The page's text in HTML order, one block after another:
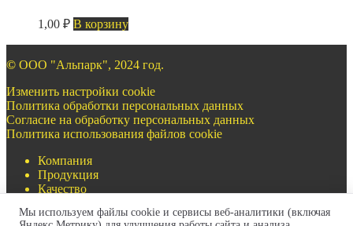
1,00 ₽ В корзину
© ООО "Альпарк", 2024 год.
Изменить настройки cookie
Политика обработки персональных данных
Согласие на обработку персональных данных
Политика использования файлов cookie
Компания
Продукция
Качество
Контакты
Мы используем файлы cookie и сервисы веб-аналитики (включая